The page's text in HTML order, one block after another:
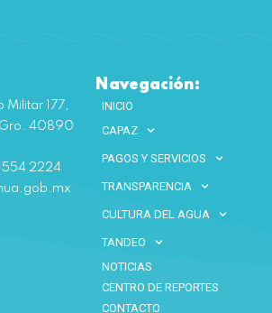
177,
40890
554 2224
Navegación:
INICIO
CAPAZ
PAGOS Y SERVICIOS
TRANSPARENCIA
CULTURA DEL AGUA
TANDEO
NOTICIAS
CENTRO DE REPORTES
CONTACTO